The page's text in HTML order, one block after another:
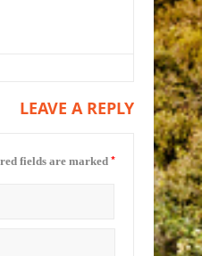
LEAVE A REPLY
fields are marked *